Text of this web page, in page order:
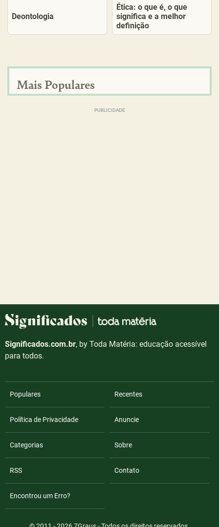
Deontologia
Ética: o que é, o que
significa e a melhor
definição
Mais Populares
Significados.com.br, by Toda Matéria: educação acessível
para todos.
Populares Recentes
Política de Privacidade Anuncie
Categorias Sobre
RSS Contato
Encontrou um Erro?